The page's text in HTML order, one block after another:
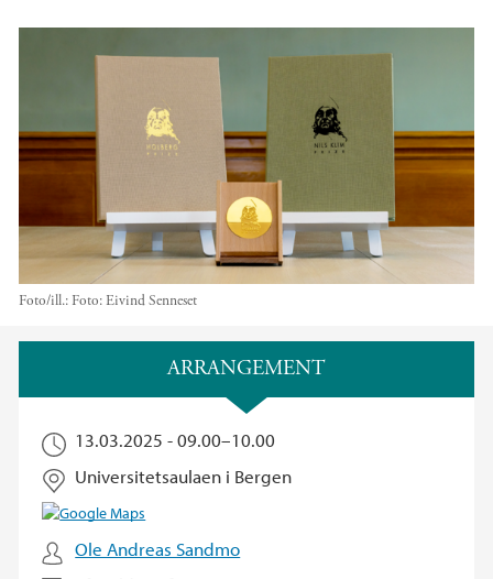
Foto/ill.: Foto: Eivind Senneset
ARRANGEMENT
13.03.2025 -09.00–10.00
Universitetsaulaen i Bergen
Ole Andreas Sandmo